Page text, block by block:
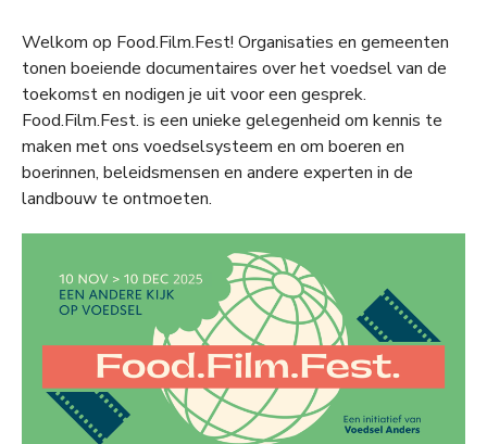
Welkom op Food.Film.Fest! Organisaties en gemeenten
tonen boeiende documentaires over het voedsel van de
toekomst en nodigen je uit voor een gesprek.
Food.Film.Fest. is een unieke gelegenheid om kennis te
maken met ons voedselsysteem en om boeren en
boerinnen, beleidsmensen en andere experten in de
landbouw te ontmoeten.